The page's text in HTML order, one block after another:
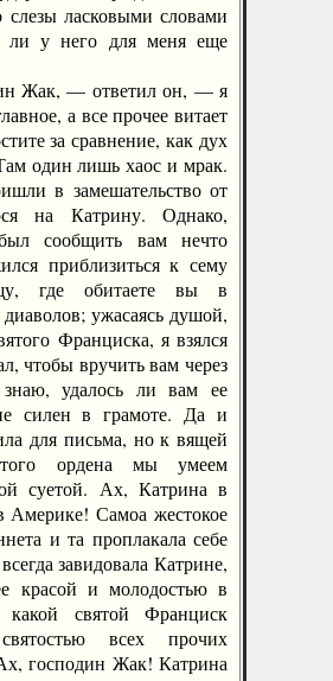
слезы ласковыми словами
ли у него для меня еще
Жак, — ответил он, — я
а все прочее витает
за сравнение, как дух
один лишь хаос и мрак.
в замешательство от
на Катрину. Однако,
сообщить вам нечто
приблизиться к сему
где обитаете вы в
ужасаясь душой,
Франциска, я взялся
чтобы вручить вам через
удалось ли вам ее
силен в грамоте. Да и
для письма, но к вящей
ордена мы умеем
суетой. Ах, Катрина в
Самоа жестокое
и та проплакала себе
завидовала Катрине,
красой и молодостью в
святой Франциск
всех прочих
господин Жак! Катрина